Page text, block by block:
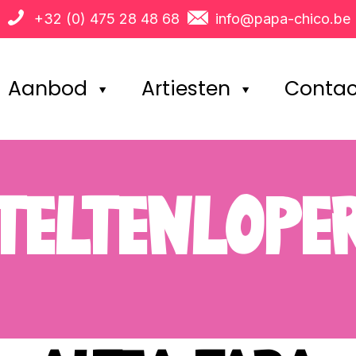
+32 (0) 475 28 48 68 info@papa-chico.be
Aanbod Artiesten